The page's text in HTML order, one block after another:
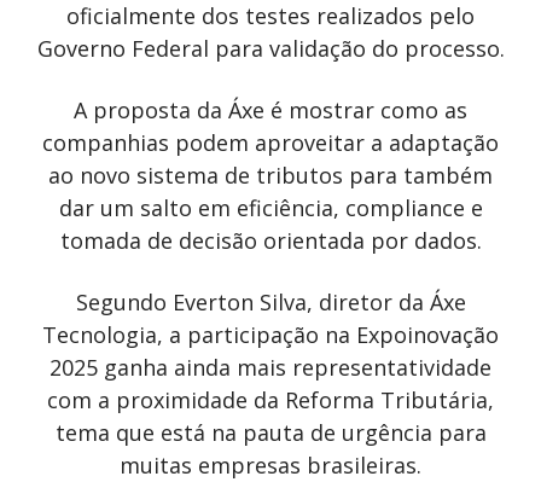
oficialmente dos testes realizados pelo
Governo Federal para validação do processo.
A proposta da Áxe é mostrar como as
companhias podem aproveitar a adaptação
ao novo sistema de tributos para também
dar um salto em eficiência, compliance e
tomada de decisão orientada por dados.
Segundo Everton Silva, diretor da Áxe
Tecnologia, a participação na Expoinovação
2025 ganha ainda mais representatividade
com a proximidade da Reforma Tributária,
tema que está na pauta de urgência para
muitas empresas brasileiras.